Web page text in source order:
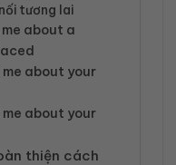
tương lai
about a
about your
about your
thiện cách